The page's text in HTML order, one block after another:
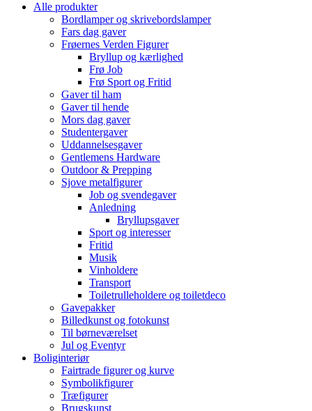
Alle produkter
Bordlamper og skrivebordslamper
Fars dag gaver
Frøernes Verden Figurer
Bryllup og kærlighed
Frø Job
Frø Sport og Fritid
Gaver til ham
Gaver til hende
Mors dag gaver
Studentergaver
Uddannelsesgaver
Gentlemens Hardware
Outdoor & Prepping
Sjove metalfigurer
Job og svendegaver
Anledning
Bryllupsgaver
Sport og interesser
Fritid
Musik
Vinholdere
Transport
Toiletrulleholdere og toiletdeco
Gavepakker
Billedkunst og fotokunst
Til børneværelset
Jul og Eventyr
Boliginteriør
Fairtrade figurer og kurve
Symbolikfigurer
Træfigurer
Brugskunst